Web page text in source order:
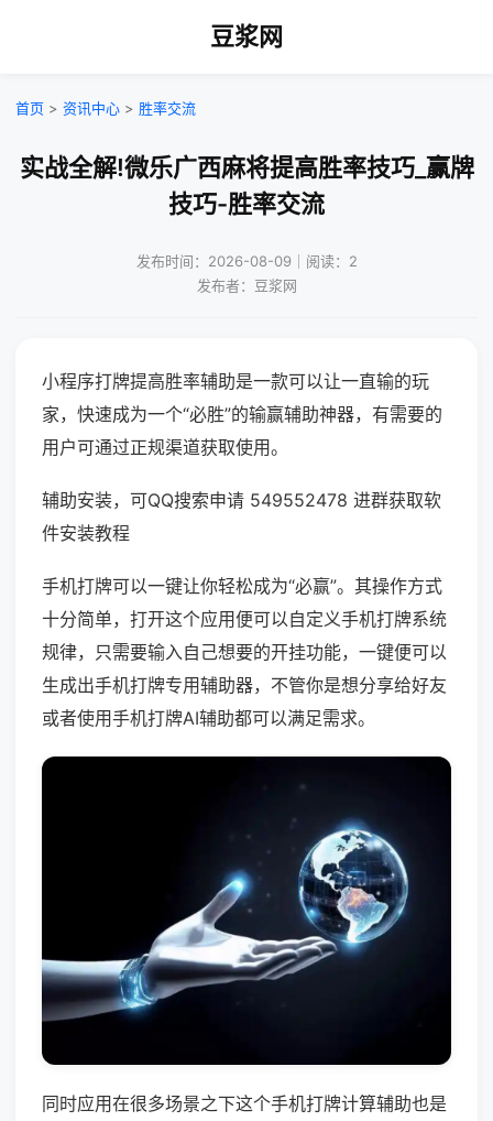
豆浆网
首页 > 资讯中心 > 胜率交流
实战全解!微乐广西麻将提高胜率技巧_赢牌
技巧-胜率交流
发布时间：2026-08-09｜阅读：2
发布者：豆浆网
小程序打牌提高胜率辅助是一款可以让一直输的玩
家，快速成为一个“必胜”的输赢辅助神器，有需要的
用户可通过正规渠道获取使用。
辅助安装，可QQ搜索申请 549552478 进群获取软
件安装教程
手机打牌可以一键让你轻松成为“必赢”。其操作方式
十分简单，打开这个应用便可以自定义手机打牌系统
规律，只需要输入自己想要的开挂功能，一键便可以
生成出手机打牌专用辅助器，不管你是想分享给好友
或者使用手机打牌AI辅助都可以满足需求。
同时应用在很多场景之下这个手机打牌计算辅助也是